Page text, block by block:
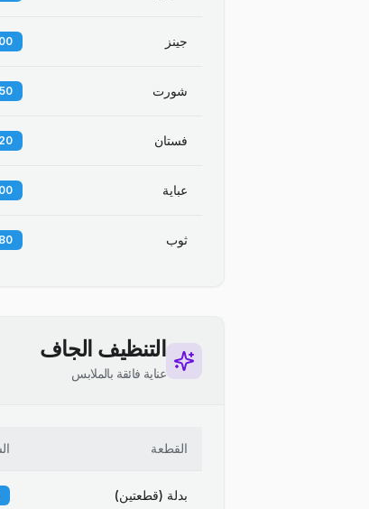
جينز BD
شورت BD
فستان BD
عباية BD
ثوب BD
التنظيف الجاف
عناية فائقة بالملابس
القطعة
بدلة (قطعتين)